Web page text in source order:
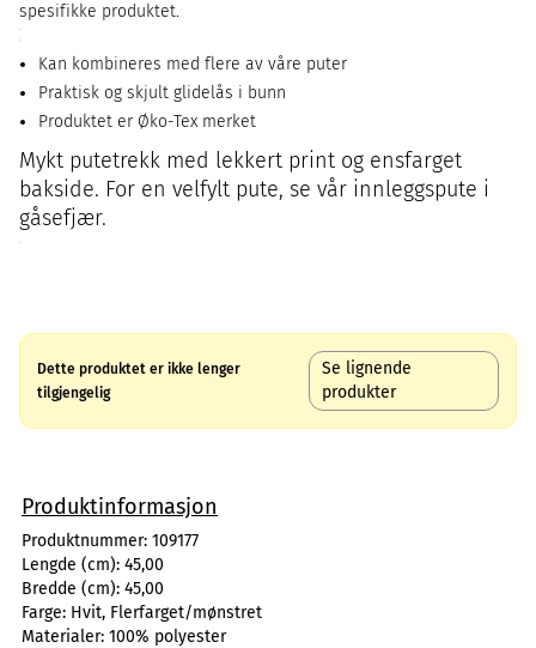
spesifikke produktet.
Kan kombineres med flere av våre puter
Praktisk og skjult glidelås i bunn
Produktet er Øko-Tex merket
Mykt putetrekk med lekkert print og ensfarget
bakside. For en velfylt pute, se vår innleggspute i
gåsefjær.
Dette produktet er ikke lenger
tilgjengelig
Se lignende
produkter
Produktinformasjon
Produktnummer: 109177
Lengde (cm): 45,00
Bredde (cm): 45,00
Farge: Hvit, Flerfarget/mønstret
Materialer: 100% polyester